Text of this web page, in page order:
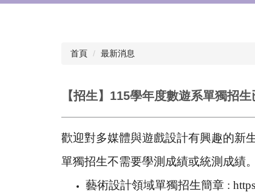
首頁 最新消息
【招生】115學年度數遊系單獨招
歡迎對多媒體與遊戲設計有興趣的新
單獨招生不需要學測成績或統測成績。
藝術設計領域單獨招生簡章 :